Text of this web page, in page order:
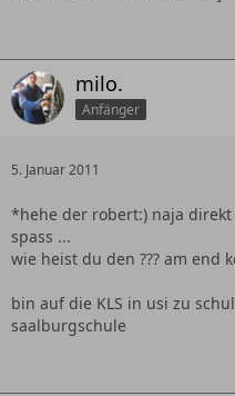
milo.
Anfänger
5. Januar 2011
*hehe der robert:) naja
spass ...
wie heist du den ??? am end
bin auf die KLS in usi zu
saalburgschule